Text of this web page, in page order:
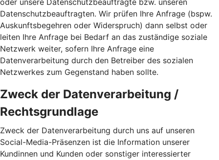
oder unsere Datenschutzbeauftragte bzw. unseren
Datenschutzbeauftragten. Wir prüfen Ihre Anfrage (bspw.
Auskunftsbegehren oder Widerspruch) dann selbst oder
leiten Ihre Anfrage bei Bedarf an das zuständige soziale
Netzwerk weiter, sofern Ihre Anfrage eine
Datenverarbeitung durch den Betreiber des sozialen
Netzwerkes zum Gegenstand haben sollte.
Zweck der Datenverarbeitung /
Rechtsgrundlage
Zweck der Datenverarbeitung durch uns auf unseren
Social-Media-Präsenzen ist die Information unserer
Kundinnen und Kunden oder sonstiger interessierter